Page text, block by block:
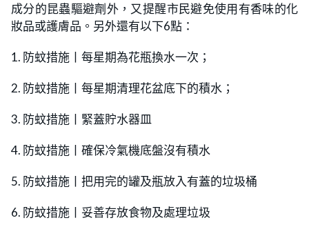
成分的昆蟲驅避劑外，又提醒市民避免使用有香味的化
妝品或護膚品。另外還有以下6點：
1. 防蚊措施丨每星期為花瓶換水一次；
2. 防蚊措施丨每星期清理花盆底下的積水；
3. 防蚊措施丨緊蓋貯水器皿
4. 防蚊措施丨確保冷氣機底盤沒有積水
5. 防蚊措施丨把用完的罐及瓶放入有蓋的垃圾桶
6. 防蚊措施丨妥善存放食物及處理垃圾